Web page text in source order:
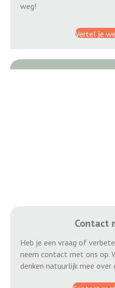
weg!
Vertel je
Contact
Heb je een vraag of
neem contact met ons op.
denken natuurlijk mee over